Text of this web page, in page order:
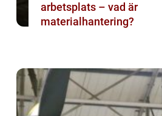
arbetsplats – vad är
materialhantering?